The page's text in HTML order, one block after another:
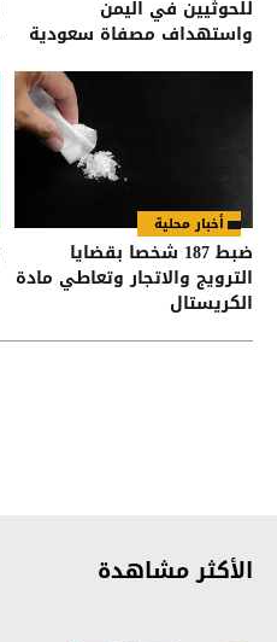
للحوثيين في اليمن
واستهداف مصفاة سعودية
أخبار محلية
ضبط 187 شخصا بقضايا
الترويج والاتجار وتعاطي مادة
الكريستال
الأكثر مشاهدة